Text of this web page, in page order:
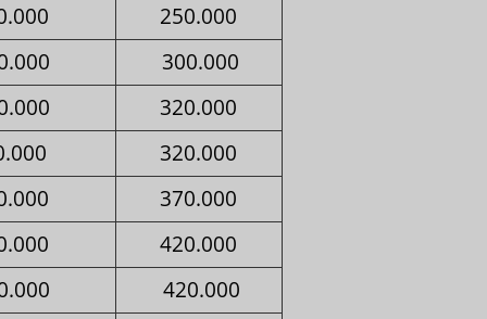
250.000
300.000
320.000
320.000
370.000
420.000
420.000